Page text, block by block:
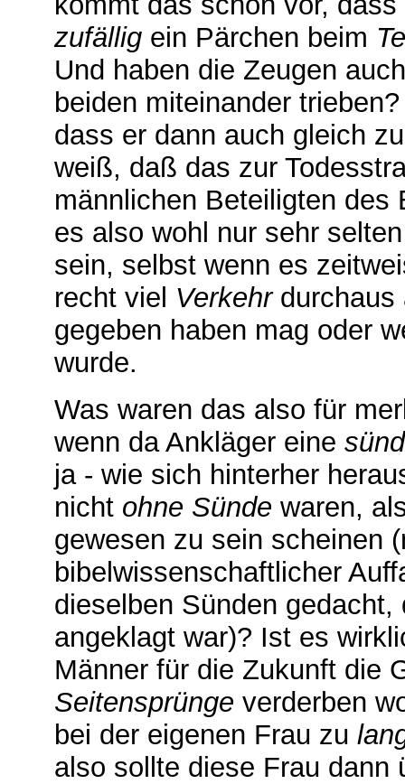
zufällig ein Pärchen beim
Und haben die Zeugen
beiden miteinander
dass er dann auch gleich
weiß, daß das zur
männlichen Beteiligten des
es also wohl nur sehr
sein, selbst wenn es
recht viel Verkehrdurchaus
gegeben haben mag oder
wurde.
Was waren das also für
wenn da Ankläger eine
ja - wie sich hinterher
nicht ohne Sünde waren,
gewesen zu sein scheinen
bibelwissenschaftlicher
dieselben Sünden
angeklagt war)? Ist es
Männer für die Zukunft die
Seitensprünge verderben
bei der eigenen Frau zu
also sollte diese Frau dann